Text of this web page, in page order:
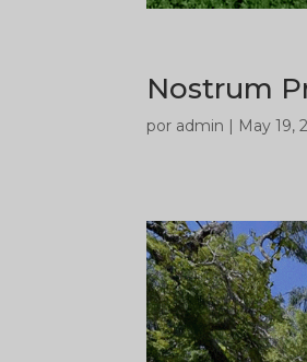
Nostrum
por admin May 19,